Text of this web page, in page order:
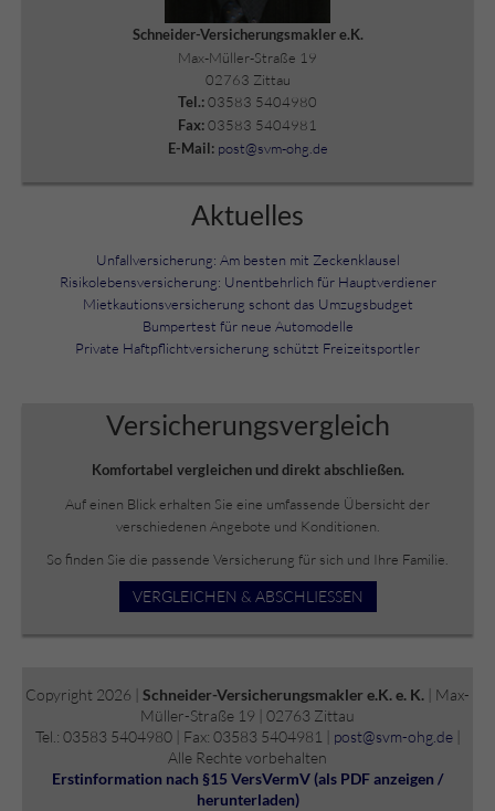
Schneider-Versicherungsmakler e.K.
Max-Müller-Straße 19
02763 Zittau
Tel.: 03583 5404980
Fax: 03583 5404981
E-Mail: post@svm-ohg.de
Aktuelles
Unfallversicherung: Am besten mit Zeckenklausel
Risikolebensversicherung: Unentbehrlich für Hauptverdiener
Mietkautionsversicherung schont das Umzugsbudget
Bumpertest für neue Automodelle
Private Haftpflichtversicherung schützt Freizeitsportler
Versicherungs­vergleich
Komfortabel vergleichen und direkt abschließen.
Auf einen Blick erhalten Sie eine umfassende Übersicht der
verschiedenen Angebote und Konditionen.
So finden Sie die passende Versicherung für sich und Ihre Familie.
VERGLEICHEN & ABSCHLIESSEN
Copyright 2026 | Schneider-Versicherungsmakler e.K. e. K. | Max-
Müller-Straße 19 | 02763 Zittau
Tel.: 03583 5404980 | Fax: 03583 5404981 | post@svm-ohg.de|
Alle Rechte vorbehalten
Erstinformation nach §15 VersVermV (als PDF anzeigen /
herunterladen)